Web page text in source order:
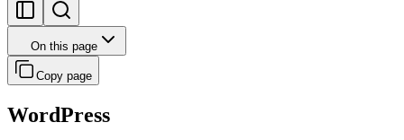
On this page
Copy page
WordPress